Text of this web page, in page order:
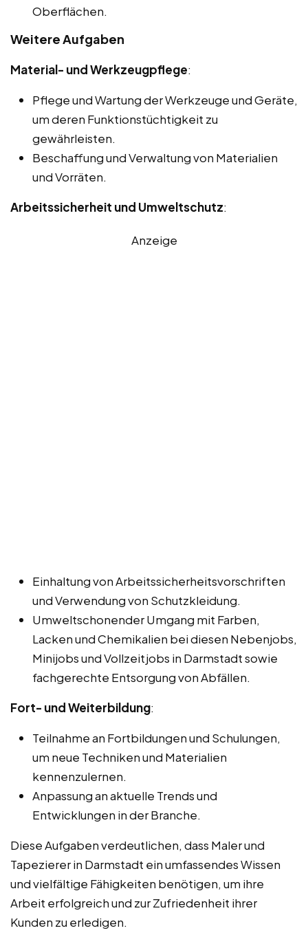
Oberflächen.
Weitere Aufgaben
Material- und Werkzeugpflege:
Pflege und Wartung der Werkzeuge und Geräte,
um deren Funktionstüchtigkeit zu
gewährleisten.
Beschaffung und Verwaltung von Materialien
und Vorräten.
Arbeitssicherheit und Umweltschutz:
Anzeige
Einhaltung von Arbeitssicherheitsvorschriften
und Verwendung von Schutzkleidung.
Umweltschonender Umgang mit Farben,
Lacken und Chemikalien bei diesen Nebenjobs,
Minijobs und Vollzeitjobs in Darmstadt sowie
fachgerechte Entsorgung von Abfällen.
Fort- und Weiterbildung:
Teilnahme an Fortbildungen und Schulungen,
um neue Techniken und Materialien
kennenzulernen.
Anpassung an aktuelle Trends und
Entwicklungen in der Branche.
Diese Aufgaben verdeutlichen, dass Maler und
Tapezierer in Darmstadt ein umfassendes Wissen
und vielfältige Fähigkeiten benötigen, um ihre
Arbeit erfolgreich und zur Zufriedenheit ihrer
Kunden zu erledigen.